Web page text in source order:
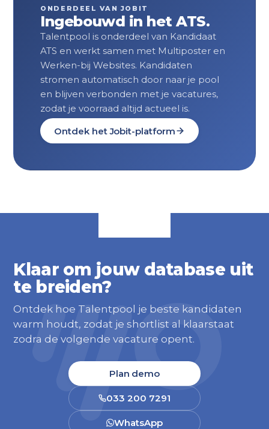
ONDERDEEL VAN JOBIT
Ingebouwd in het ATS.
Talentpool is onderdeel van Kandidaat
ATS en werkt samen met Multiposter en
Werken-bij Websites. Kandidaten
stromen automatisch door naar je pool
en blijven verbonden met je vacatures,
zodat je voorraad altijd actueel is.
Ontdek het Jobit-platform
Klaar om jouw database uit
te breiden?
Ontdek hoe Talentpool je beste kandidaten
warm houdt, zodat je shortlist al klaarstaat
zodra de volgende vacature opent.
Plan demo
033 200 7291
WhatsApp